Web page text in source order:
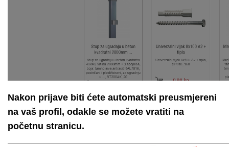
Nakon prijave biti ćete automatski preusmjereni
na vaš profil, odakle se možete vratiti na
početnu stranicu.